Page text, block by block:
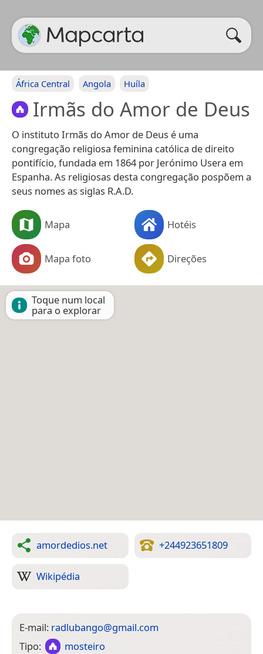
África Central Angola Huíla
Irmãs do Amor de Deus
O instituto Irmãs do Amor de Deus é uma
congregação religiosa feminina católica de direito
pontifício, fundada em 1864 por Jerónimo Usera em
Espanha. As religiosas desta congregação pospõem a
seus nomes as siglas R.A.D.
Mapa Hotéis
Mapa foto Direções
Toque num local
para o explorar
amordedios.net +244923651809
Wikipédia
E-mail: radlubango@gmail.com
Tipo:
mosteiro